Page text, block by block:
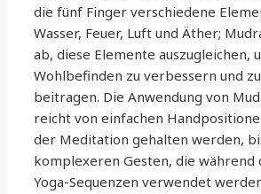
die fünf Finger verschiedene
Wasser, Feuer, Luft und Äther;
ab, diese Elemente auszugleichen,
Wohlbefinden zu verbessern und
beitragen. Die Anwendung von
reicht von einfachen
der Meditation gehalten werden,
komplexeren Gesten, die während
Yoga-Sequenzen verwendet